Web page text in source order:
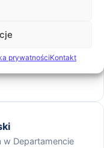
prywatnościKontakt
Handlowego (Heuthes)
w Departamencie